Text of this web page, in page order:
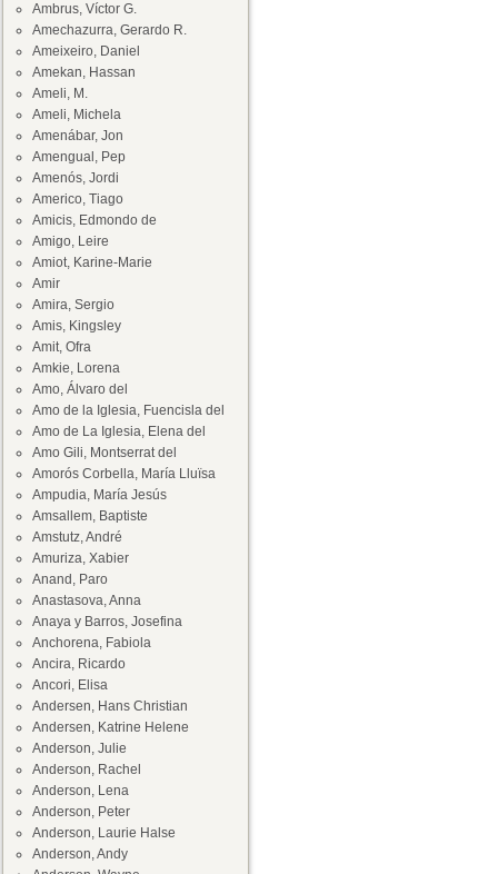
Ambrus, Víctor G.
Amechazurra, Gerardo R.
Ameixeiro, Daniel
Amekan, Hassan
Ameli, M.
Ameli, Michela
Amenábar, Jon
Amengual, Pep
Amenós, Jordi
Americo, Tiago
Amicis, Edmondo de
Amigo, Leire
Amiot, Karine-Marie
Amir
Amira, Sergio
Amis, Kingsley
Amit, Ofra
Amkie, Lorena
Amo, Álvaro del
Amo de la Iglesia, Fuencisla del
Amo de La Iglesia, Elena del
Amo Gili, Montserrat del
Amorós Corbella, María Lluïsa
Ampudia, María Jesús
Amsallem, Baptiste
Amstutz, André
Amuriza, Xabier
Anand, Paro
Anastasova, Anna
Anaya y Barros, Josefina
Anchorena, Fabiola
Ancira, Ricardo
Ancori, Elisa
Andersen, Hans Christian
Andersen, Katrine Helene
Anderson, Julie
Anderson, Rachel
Anderson, Lena
Anderson, Peter
Anderson, Laurie Halse
Anderson, Andy